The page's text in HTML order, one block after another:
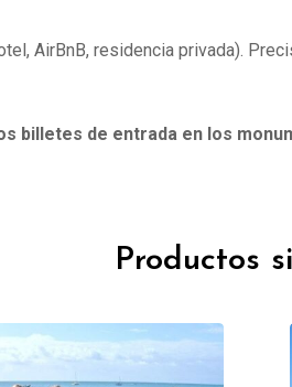
AirBnB, residencia privada).
billetes de entrada en los
Productos